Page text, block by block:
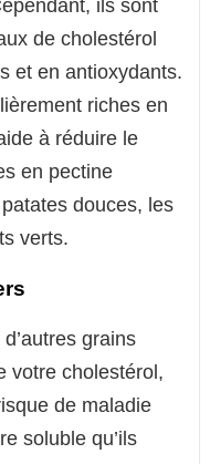
ils sont
de cholestérol
et en antioxydants.
riches en
à réduire le
en pectine
douces, les
verts.
grains
votre cholestérol,
de maladie
soluble qu’ils